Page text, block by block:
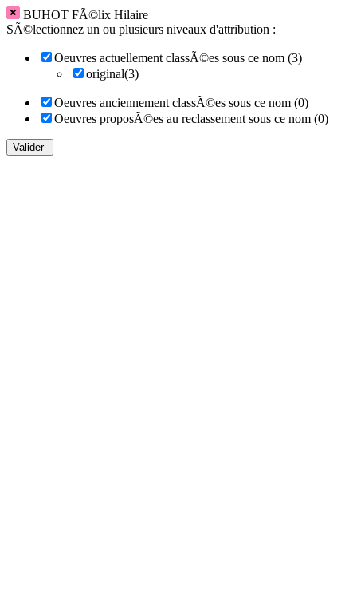
BUHOT FÃ©lix Hilaire
SÃ©lectionnez un ou plusieurs niveaux d'attribution :
Oeuvres actuellement classÃ©es sous ce nom (3)
original(3)
Oeuvres anciennement classÃ©es sous ce nom (0)
Oeuvres proposÃ©es au reclassement sous ce nom (0)
Valider